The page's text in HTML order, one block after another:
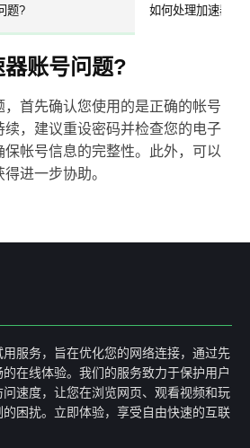
题? 如何处理加速器密
账号问题?
，首先确认您使用的是正确的帐号
续，建议重设密码并检查您的电子
帐号信息的完整性。此外，可以
进一步协助。
服务，旨在优化您的网络连接，通过先
在线体验。我们的服务致力于保护用户
速度，让您在浏览网页、观看视频和玩
困扰。立即体验，享受自由快速的互联